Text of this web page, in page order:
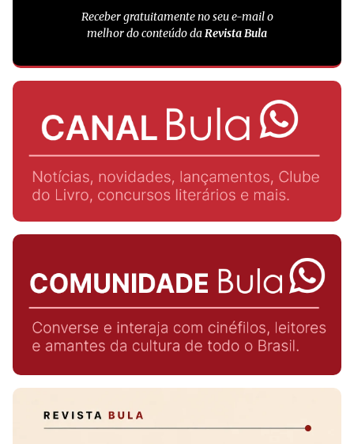
Receber gratuitamente no seu e-mail o
melhor do conteúdo daRevista Bula